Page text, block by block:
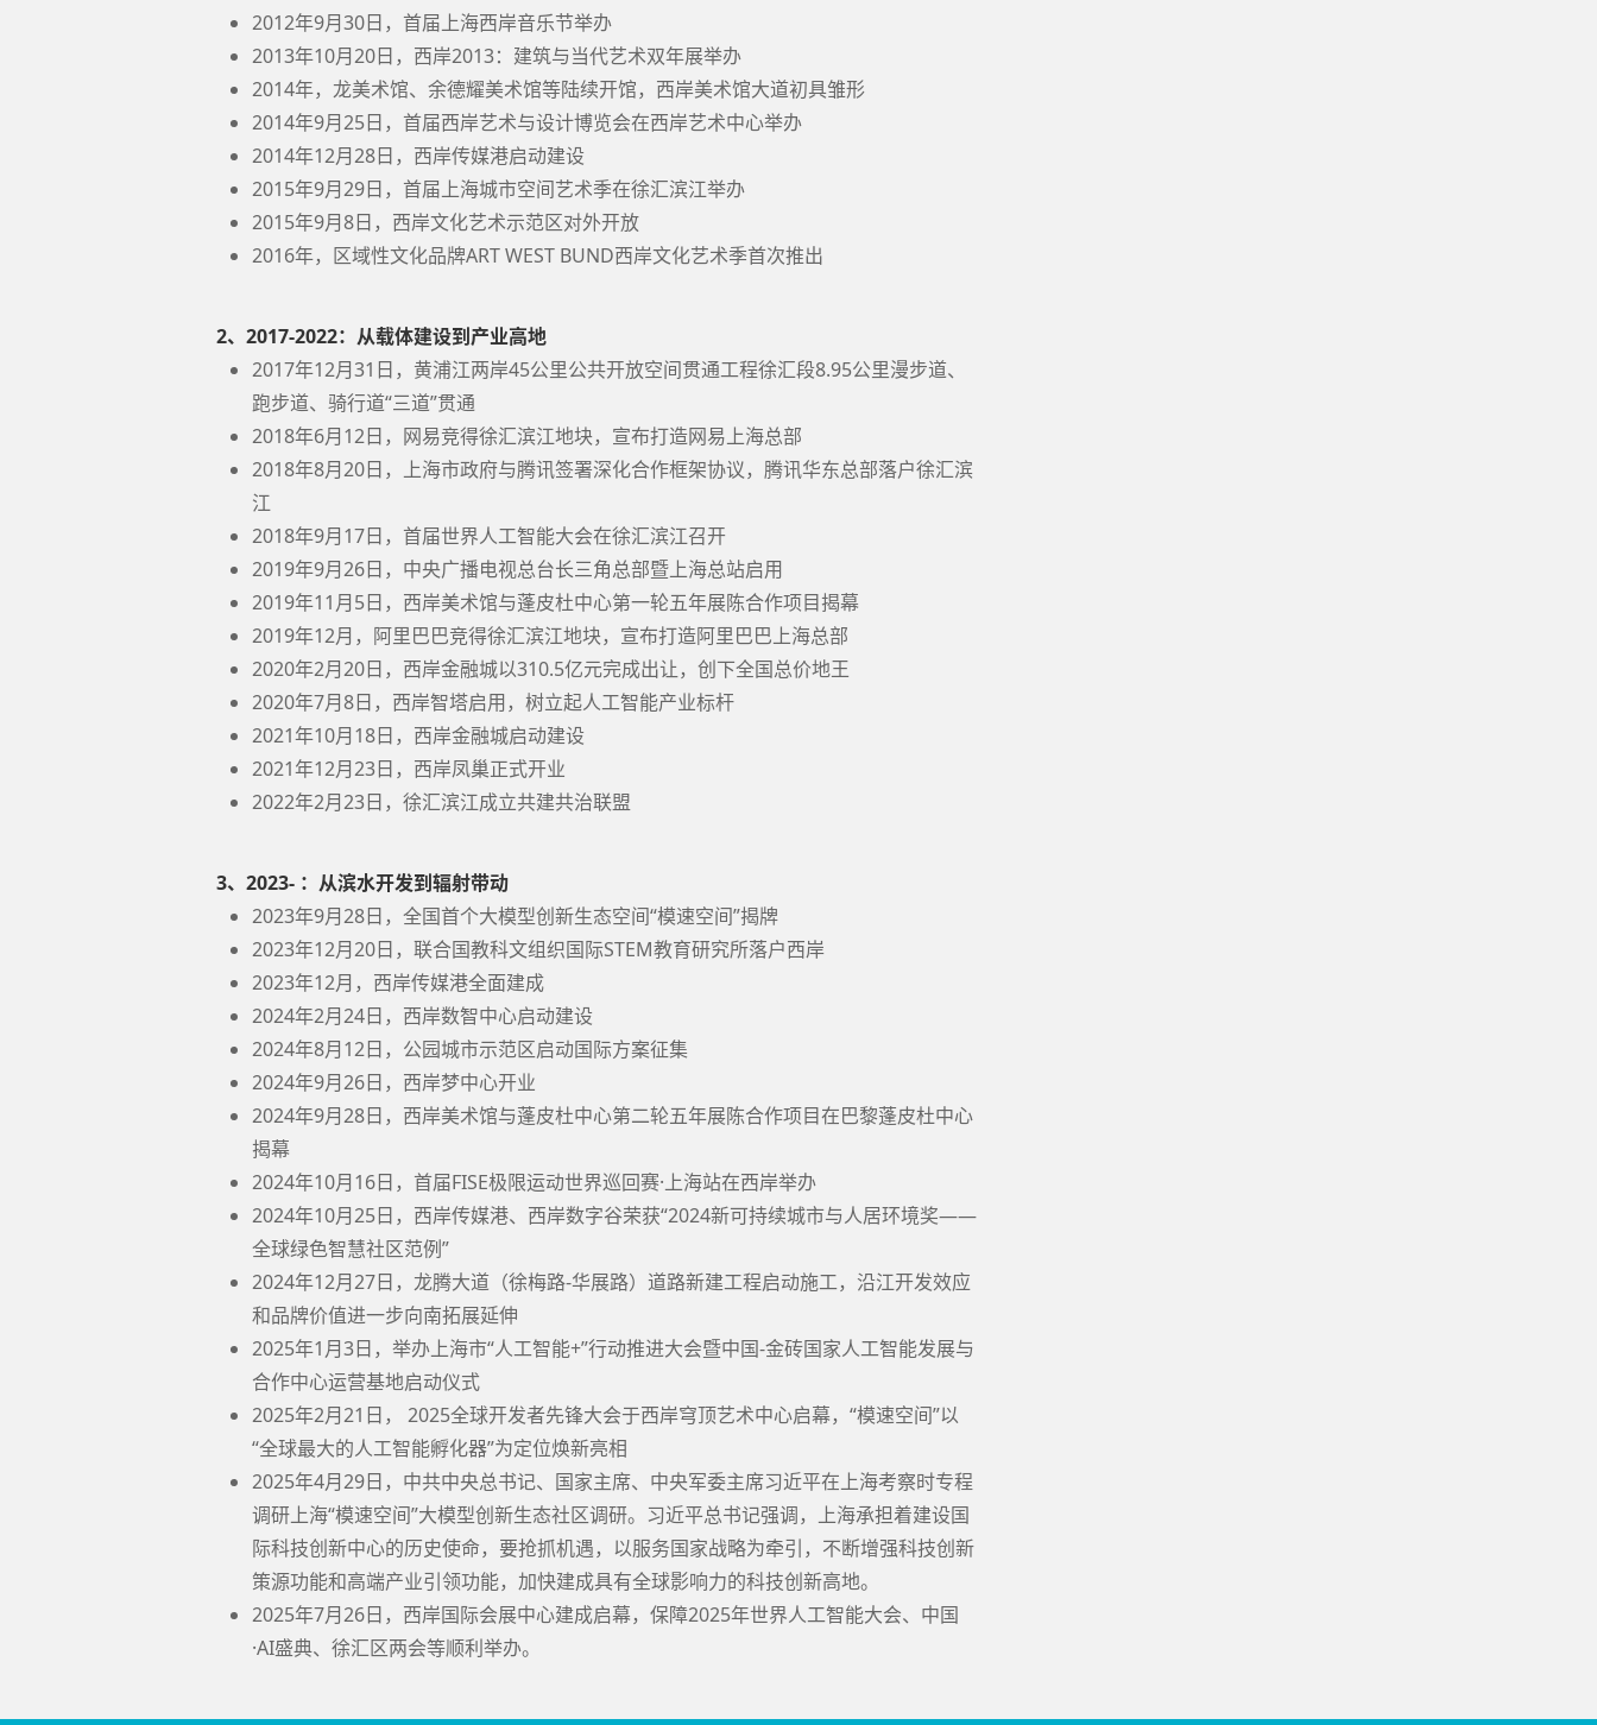
2012年9月30日，首届上海西岸音乐节举办
2013年10月20日，西岸2013：建筑与当代艺术双年展举办
2014年，龙美术馆、余德耀美术馆等陆续开馆，西岸美术馆大道初具雏形
2014年9月25日，首届西岸艺术与设计博览会在西岸艺术中心举办
2014年12月28日，西岸传媒港启动建设
2015年9月29日，首届上海城市空间艺术季在徐汇滨江举办
2015年9月8日，西岸文化艺术示范区对外开放
2016年，区域性文化品牌ART WEST BUND西岸文化艺术季首次推出
2、2017-2022：从载体建设到产业高地
2017年12月31日，黄浦江两岸45公里公共开放空间贯通工程徐汇段8.95公里漫步道、
跑步道、骑行道“三道”贯通
2018年6月12日，网易竞得徐汇滨江地块，宣布打造网易上海总部
2018年8月20日，上海市政府与腾讯签署深化合作框架协议，腾讯华东总部落户徐汇滨
江
2018年9月17日，首届世界人工智能大会在徐汇滨江召开
2019年9月26日，中央广播电视总台长三角总部暨上海总站启用
2019年11月5日，西岸美术馆与蓬皮杜中心第一轮五年展陈合作项目揭幕
2019年12月，阿里巴巴竞得徐汇滨江地块，宣布打造阿里巴巴上海总部
2020年2月20日，西岸金融城以310.5亿元完成出让，创下全国总价地王
2020年7月8日，西岸智塔启用，树立起人工智能产业标杆
2021年10月18日，西岸金融城启动建设
2021年12月23日，西岸凤巢正式开业
2022年2月23日，徐汇滨江成立共建共治联盟
3、2023- ：从滨水开发到辐射带动
2023年9月28日，全国首个大模型创新生态空间“模速空间”揭牌
2023年12月20日，联合国教科文组织国际STEM教育研究所落户西岸
2023年12月，西岸传媒港全面建成
2024年2月24日，西岸数智中心启动建设
2024年8月12日，公园城市示范区启动国际方案征集
2024年9月26日，西岸梦中心开业
2024年9月28日，西岸美术馆与蓬皮杜中心第二轮五年展陈合作项目在巴黎蓬皮杜中心
揭幕
2024年10月16日，首届FISE极限运动世界巡回赛·上海站在西岸举办
2024年10月25日，西岸传媒港、西岸数字谷荣获“2024新可持续城市与人居环境奖——
全球绿色智慧社区范例”
2024年12月27日，龙腾大道（徐梅路-华展路）道路新建工程启动施工，沿江开发效应
和品牌价值进一步向南拓展延伸
2025年1月3日，举办上海市“人工智能+”行动推进大会暨中国-金砖国家人工智能发展与
合作中心运营基地启动仪式
2025年2月21日， 2025全球开发者先锋大会于西岸穹顶艺术中心启幕，“模速空间”以
“全球最大的人工智能孵化器”为定位焕新亮相
2025年4月29日，中共中央总书记、国家主席、中央军委主席习近平在上海考察时专程
调研上海“模速空间”大模型创新生态社区调研。习近平总书记强调，上海承担着建设国
际科技创新中心的历史使命，要抢抓机遇，以服务国家战略为牵引，不断增强科技创新
策源功能和高端产业引领功能，加快建成具有全球影响力的科技创新高地。
2025年7月26日，西岸国际会展中心建成启幕，保障2025年世界人工智能大会、中国
·AI盛典、徐汇区两会等顺利举办。